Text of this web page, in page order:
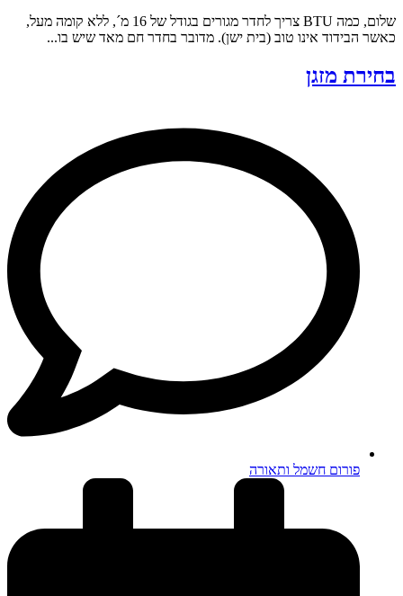
שלום, כמה BTU צריך לחדר מגורים בגודל של 16 מ´, ללא קומה מעל,
כאשר הבידוד אינו טוב (בית ישן). מדובר בחדר חם מאד שיש בו...
בחירת מזגן
פורום חשמל ותאורה